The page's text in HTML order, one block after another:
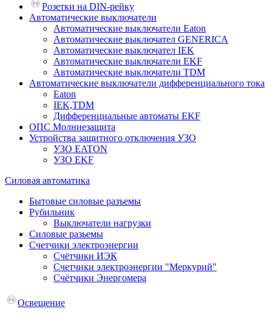
Розетки на DIN-рейку
Автоматические выключатели
Автоматические выключатели Eaton
Автоматические выключател GENERICA
Автоматические выключател IEK
Автоматические выключатели EKF
Автоматические выключатели TDM
Автоматические выключатели дифференциального тока
Eaton
IEK,TDM
Дифференциальные автоматы EKF
ОПС Молниезащита
Устройства защитного отключения УЗО
УЗО EATON
УЗО EKF
Силовая автоматика
Бытовые силовые разъемы
Рубильник
Выключатели нагрузки
Силовые разьемы
Счетчики электроэнергии
Счётчики ИЭК
Счетчики электроэнергии "Меркурий"
Счётчики Энергомера
Освещение